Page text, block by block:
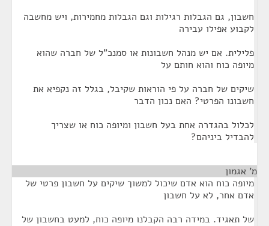
חשבון, גם הגבלות רגילות וגם הגבלות מחמירות, ויש מחשבה
לקבוע אפילו עבירה
פלילית. אם יש מנהל חשבונות או סמנכ"ל של חברה שהוא
מיופה כוח והוא חותם על
שיקים של חברה על פי הוראות שקיבל, בגלל זה נקפיא את
חשבונו הפרטי? האם נכון הדבר
לכלול בהגדרה אחת בעל חשבון ומיופה כוח או שצריך
להבדיל ביניהם?
מ' אגמון
מיופה כוח הוא אדם שיכול למשוך שיקים על חשבון פרטי של
אדם אחר, לא על חשבון
של תאגיד. במידה רבה הקבלנו מיופה כוח, למעט בחשבון של